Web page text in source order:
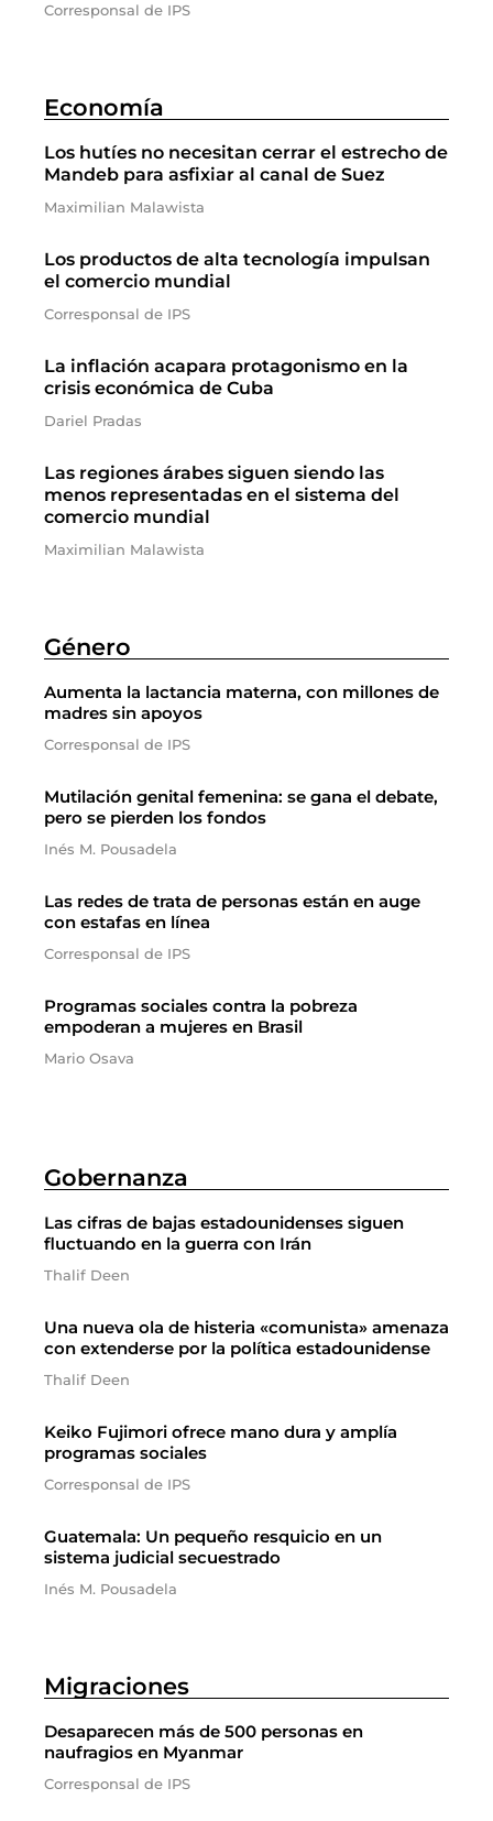
Corresponsal de IPS
Economía
Los hutíes no necesitan cerrar el estrecho de
Mandeb para asfixiar al canal de Suez
Maximilian Malawista
Los productos de alta tecnología impulsan
el comercio mundial
Corresponsal de IPS
La inflación acapara protagonismo en la
crisis económica de Cuba
Dariel Pradas
Las regiones árabes siguen siendo las
menos representadas en el sistema del
comercio mundial
Maximilian Malawista
Género
Aumenta la lactancia materna, con millones de
madres sin apoyos
Corresponsal de IPS
Mutilación genital femenina: se gana el debate,
pero se pierden los fondos
Inés M. Pousadela
Las redes de trata de personas están en auge
con estafas en línea
Corresponsal de IPS
Programas sociales contra la pobreza
empoderan a mujeres en Brasil
Mario Osava
Gobernanza
Las cifras de bajas estadounidenses siguen
fluctuando en la guerra con Irán
Thalif Deen
Una nueva ola de histeria «comunista» amenaza
con extenderse por la política estadounidense
Thalif Deen
Keiko Fujimori ofrece mano dura y amplía
programas sociales
Corresponsal de IPS
Guatemala: Un pequeño resquicio en un
sistema judicial secuestrado
Inés M. Pousadela
Migraciones
Desaparecen más de 500 personas en
naufragios en Myanmar
Corresponsal de IPS